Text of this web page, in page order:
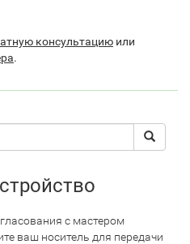
консультацию или
.
с мастером
ваш носитель для передачи